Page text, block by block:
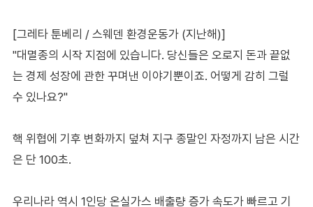
[그레타 툰베리 / 스웨덴 환경운동가 (지난해)]
"대멸종의 시작 지점에 있습니다. 당신들은 오로지 돈과 끝없
는 경제 성장에 관한 꾸며낸 이야기뿐이죠. 어떻게 감히 그럴
수 있나요?"
핵 위협에 기후 변화까지 덮쳐 지구 종말인 자정까지 남은 시간
은 단 100초.
우리나라 역시 1인당 온실가스 배출량 증가 속도가 빠르고 기